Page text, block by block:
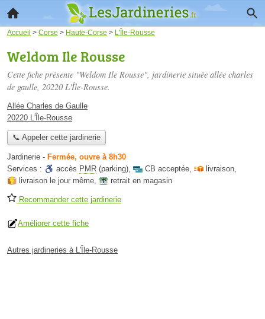
Accueil > Corse > Haute-Corse > L'Île-Rousse
Weldom Ile Rousse
Cette fiche présente "Weldom Ile Rousse", jardinerie située allée charles
de gaulle, 20220 L'Île-Rousse.
Allée Charles de Gaulle
20220 L'Île-Rousse
📞 Appeler cette jardinerie
Jardinerie - Fermée, ouvre à 8h30
Services :
accès PMR (parking), CB acceptée, livraison,
livraison le jour même, retrait en magasin
Recommander cette jardinerie
Améliorer cette fiche
Autres jardineries à L'Île-Rousse